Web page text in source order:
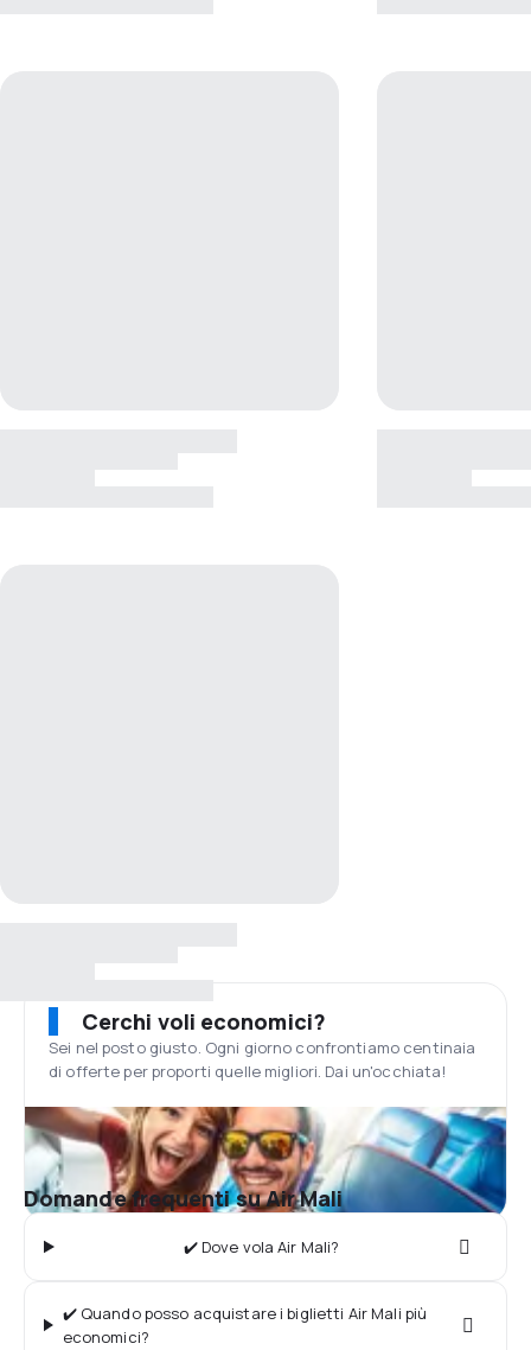
Cerchi voli economici?
Sei nel posto giusto. Ogni giorno confrontiamo centinaia
di offerte per proporti quelle migliori. Dai un'occhiata!
Domande frequenti su Air Mali
✔️ Dove vola Air Mali?
✔️ Quando posso acquistare i biglietti Air Mali più
economici?